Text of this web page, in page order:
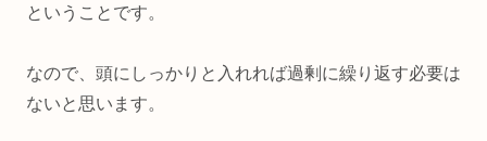
ということです。
なので、頭にしっかりと入れれば過剰に繰り返す必要は
ないと思います。